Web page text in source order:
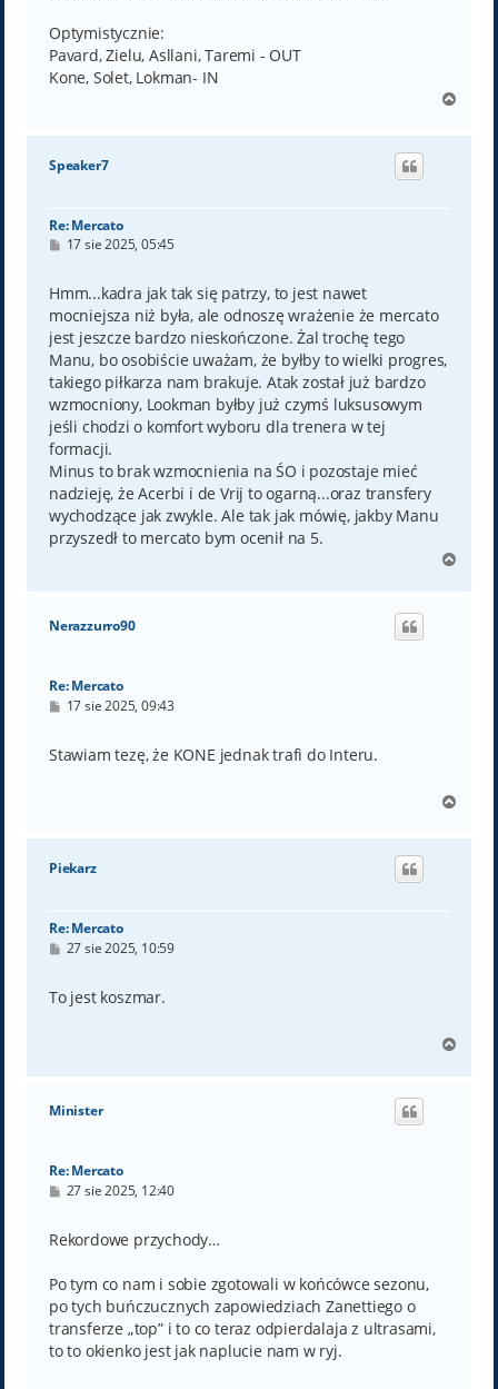
Optymistycznie:
Pavard, Zielu, Asllani, Taremi - OUT
Kone, Solet, Lokman- IN
g
Speaker7
Re: Mercato
P
t
17 sie 2025, 05:45
Hmm...kadra jak tak się patrzy, to jest nawet
mocniejsza niż była, ale odnoszę wrażenie że mercato
jest jeszcze bardzo nieskończone. Żal trochę tego
Manu, bo osobiście uważam, że byłby to wielki progres,
takiego piłkarza nam brakuje. Atak został już bardzo
wzmocniony, Lookman byłby już czymś luksusowym
jeśli chodzi o komfort wyboru dla trenera w tej
formacji.
Minus to brak wzmocnienia na ŚO i pozostaje mieć
nadzieję, że Acerbi i de Vrij to ogarną...oraz transfery
wychodzące jak zwykle. Ale tak jak mówię, jakby Manu
przyszedł to mercato bym ocenił na 5.
g
Nerazzurro90
Re: Mercato
P
t
17 sie 2025, 09:43
Stawiam tezę, że KONE jednak trafi do Interu.
g
Piekarz
Re: Mercato
P
t
27 sie 2025, 10:59
To jest koszmar.
g
Minister
Re: Mercato
P
t
27 sie 2025, 12:40
Rekordowe przychody…
Po tym co nam i sobie zgotowali w końcówce sezonu,
po tych buńczucznych zapowiedziach Zanettiego o
transferze „top” i to co teraz odpierdalaja z ultrasami,
to to okienko jest jak naplucie nam w ryj.